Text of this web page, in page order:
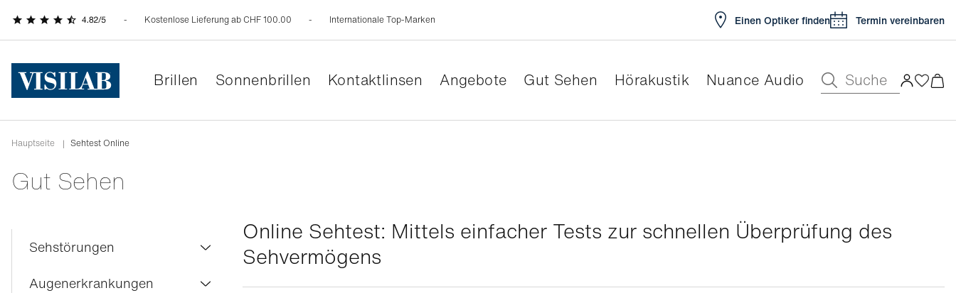
Kostenlose Lieferung ab CHF 100.00 Internationale Top-Marken Einen Optiker finden Termin vereinbaren
Brillen Sonnenbrillen Kontaktlinsen Angebote Gut Sehen Hörakustik Nuance Audio Suche
Hauptseite | Sehtest Online
Gut Sehen
Sehstörungen
Farbenblindheit
Augenerkrankungen
Online Sehtest: Mittels einfacher Tests zur schnellen Überprüfung des
Sehvermögens